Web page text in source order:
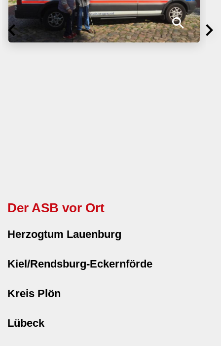
Der ASB vor Ort
Herzogtum Lauenburg
Kiel/Rendsburg-Eckernförde
Kreis Plön
Lübeck